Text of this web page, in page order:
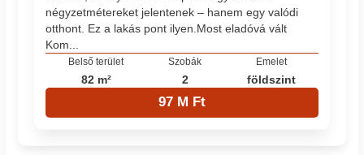
négyzetmétereket jelentenek – hanem egy valódi
otthont. ​Ez a lakás pont ilyen. ​Most eladó​vá vált
Kom...
Belső terület
82 m²
Szobák
2
Emelet
földszint
97 M Ft